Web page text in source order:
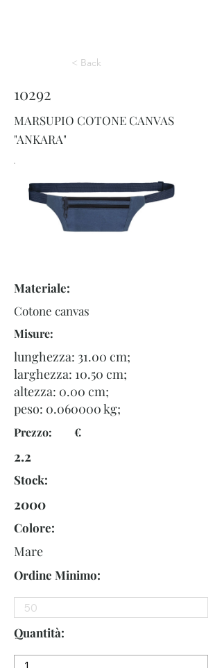
< Back
10292
MARSUPIO COTONE CANVAS
"ANKARA"
Materiale:
Cotone canvas
Misure:
lunghezza: 31.00 cm;
larghezza: 10.50 cm;
altezza: 0.00 cm;
peso: 0.060000kg;
Prezzo: €
2.2
Stock:
2000
Colore:
Mare
Ordine Minimo:
Quantità: